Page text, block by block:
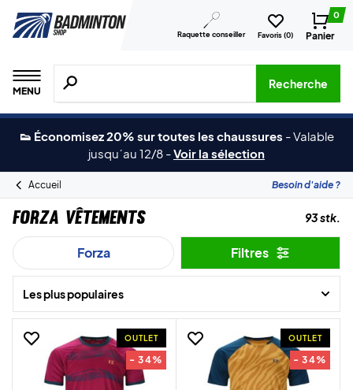
Raquette conseiller Favoris (0)
0
Panier
MENU
Recherche de produits, de marques, etc.
Recherche
👟 Économisez 20% sur toutes les chaussures -Valable
jusqu´au 12/8 -Voir la sélection
Accueil Besoin d'aide ?
Forza Vêtements 93 stk.
Forza Filtres
Les plus populaires
OUTLET
- 34%
OUTLET
- 34%